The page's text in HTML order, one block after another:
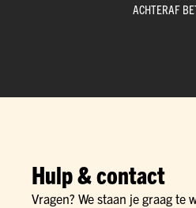
ACHTERAF
Hulp & contact
Vragen? We staan je graag te